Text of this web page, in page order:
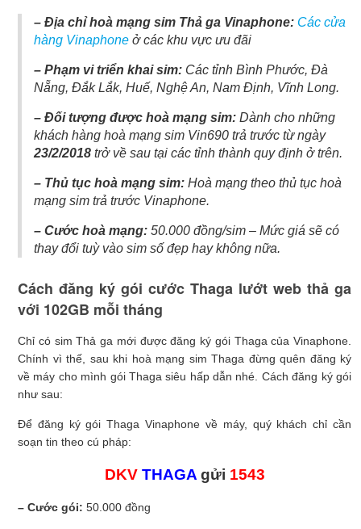
– Địa chỉ hoà mạng sim Thả ga Vinaphone: Các cửa
hàng Vinaphone ở các khu vực ưu đãi
– Phạm vi triển khai sim: Các tỉnh Bình Phước, Đà
Nẵng, Đắk Lắk, Huế, Nghệ An, Nam Định, Vĩnh Long.
– Đối tượng được hoà mạng sim: Dành cho những
khách hàng hoà mạng sim Vin690 trả trước từ ngày
23/2/2018 trở về sau tại các tỉnh thành quy định ở trên.
– Thủ tục hoà mạng sim: Hoà mạng theo thủ tục hoà
mạng sim trả trước Vinaphone.
– Cước hoà mạng: 50.000 đồng/sim – Mức giá sẽ có
thay đổi tuỳ vào sim số đẹp hay không nữa.
Cách đăng ký gói cước Thaga lướt web thả ga
với 102GB mỗi tháng
Chỉ có sim Thả ga mới được đăng ký gói Thaga của Vinaphone.
Chính vì thế, sau khi hoà mạng sim Thaga đừng quên đăng ký
về máy cho mình gói Thaga siêu hấp dẫn nhé. Cách đăng ký gói
như sau:
Để đăng ký gói Thaga Vinaphone về máy, quý khách chỉ cần
soạn tin theo cú pháp:
DKV THAGAgửi 1543
– Cước gói: 50.000 đồng